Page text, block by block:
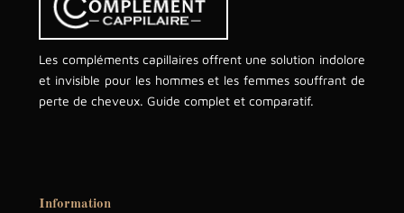
Les compléments capillaires offrent une solution indolore
et invisible pour les hommes et les femmes souffrant de
perte de cheveux. Guide complet et comparatif.
Information